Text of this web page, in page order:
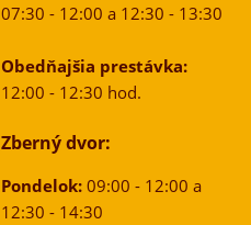
07:30 - 12:00 a 12:30 - 13:30
Obedňajšia prestávka:
12:00 - 12:30 hod.
Zberný dvor:
Pondelok:09:00 - 12:00 a
12:30 - 14:30